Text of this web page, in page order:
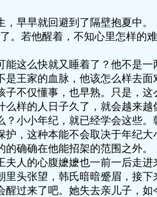
早早就回避到了隔壁抱夏中。
。若他醒着，不知心里怎样的
能这么快就又睡着了？他不是
王家的血脉，他该怎么样去面
子不仅懂事，也早熟。只是，
样的人日子久了，就会越来越
？小小年纪，就已经学会这些
，这种本能不会取决于年纪大
确确在他能招架的范围之外。
夫人的心腹嬷嬷也一前一后走
头张望，韩氏暗暗蹙眉，接下
醒过来了吧。她失去亲儿子，